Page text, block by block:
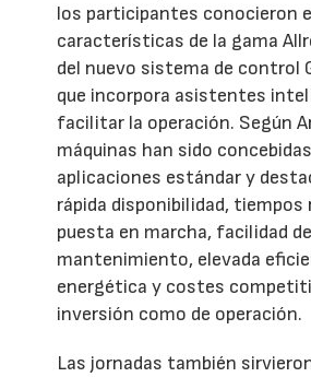
los participantes conocieron
características de la gama
del nuevo sistema de control
que incorpora asistentes
facilitar la operación. Según
máquinas han sido
aplicaciones estándar y
rápida disponibilidad, tiempos
puesta en marcha, facilidad
mantenimiento, elevada
energética y costes
inversión como de operación.
Las jornadas también